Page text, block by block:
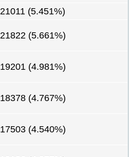
21011 (5.451%)
21822 (5.661%)
19201 (4.981%)
18378 (4.767%)
17503 (4.540%)